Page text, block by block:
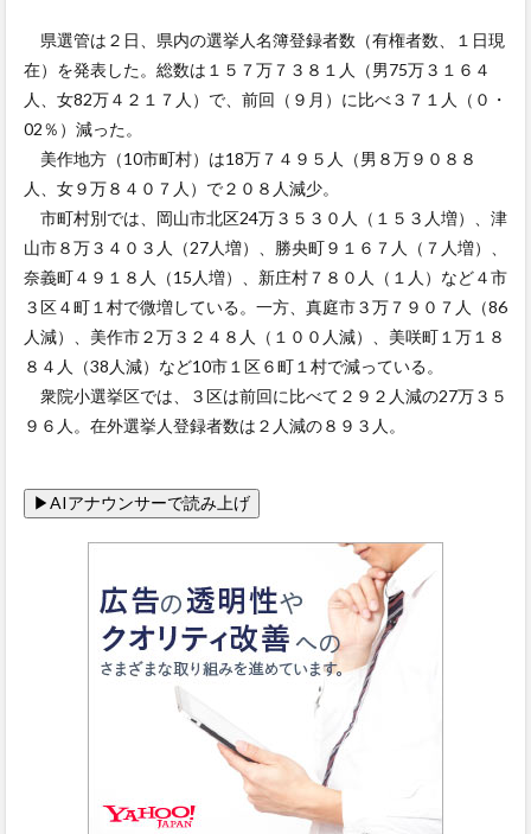
県選管は２日、県内の選挙人名簿登録者数（有権者数、１日現
在）を発表した。総数は１５７万７３８１人（男75万３１６４
人、女82万４２１７人）で、前回（９月）に比べ３７１人（０・
02％）減った。
美作地方（10市町村）は18万７４９５人（男８万９０８８
人、女９万８４０７人）で２０８人減少。
市町村別では、岡山市北区24万３５３０人（１５３人増）、津
山市８万３４０３人（27人増）、勝央町９１６７人（７人増）、
奈義町４９１８人（15人増）、新庄村７８０人（１人）など４市
３区４町１村で微増している。一方、真庭市３万７９０７人（86
人減）、美作市２万３２４８人（１００人減）、美咲町１万１８
８４人（38人減）など10市１区６町１村で減っている。
衆院小選挙区では、３区は前回に比べて２９２人減の27万３５
９６人。在外選挙人登録者数は２人減の８９３人。